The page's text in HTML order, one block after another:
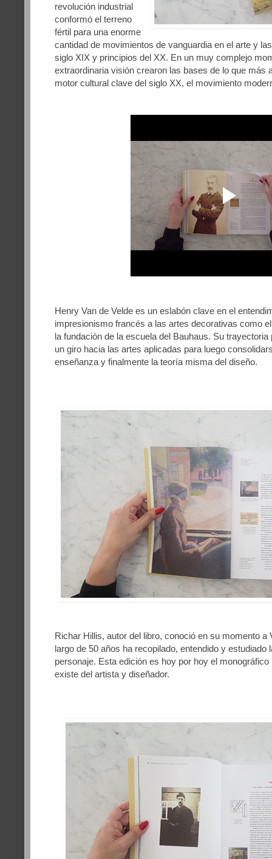
revolución industrial
conformó el terreno
fértil para una enorme
cantidad de movimientos de vanguardia en el arte y
siglo XIX y principios del XX. En un muy complejo
extraordinaria visión crearon las bases de lo que más
motor cultural clave del siglo XX, el movimiento
Henry Van de Velde es un eslabón clave en el
impresionismo francés a las artes decorativas como
la fundación de la escuela del Bauhaus. Su
un giro hacia las artes aplicadas para luego
enseñanza y finalmente la teoría misma del diseño.
Richar Hillis, autor del libro, conoció en su momento a
largo de 50 años ha recopilado, entendido y
personaje. Esta edición es hoy por hoy el
existe del artista y diseñador.